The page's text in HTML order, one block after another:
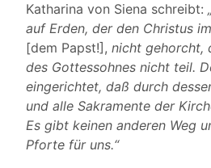
Katharina von Siena schreibt:
auf Erden, der den Christus
[dem Papst!], nicht gehorcht,
des Gottessohnes nicht teil.
eingerichtet, daß durch
und alle Sakramente der
Es gibt keinen anderen Weg
Pforte für uns.“